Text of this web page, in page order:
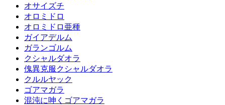
オサイズチ
オロミドロ
オロミドロ亜種
ガイアデルム
ガランゴルム
クシャルダオラ
傀異克服クシャルダオラ
クルルヤック
ゴアマガラ
混沌に呻くゴアマガラ